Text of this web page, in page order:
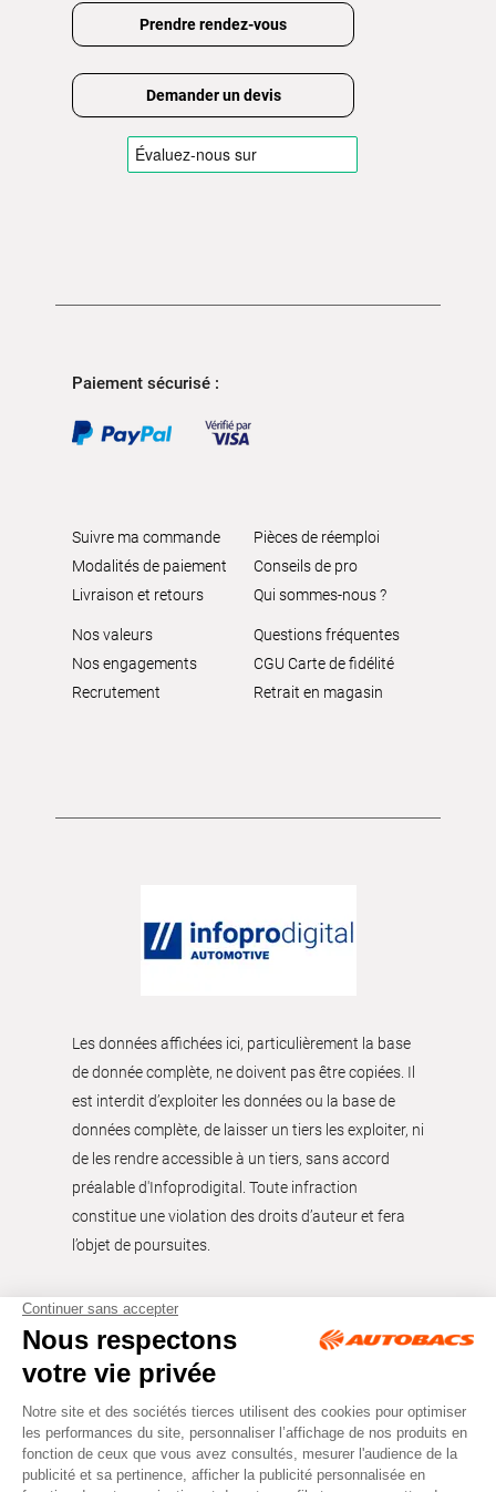
Prendre rendez-vous
Demander un devis
Paiement sécurisé :
Suivre ma commande
Modalités de paiement
Livraison et retours
Pièces de réemploi
Conseils de pro
Qui sommes-nous ?
Nos valeurs
Nos engagements
Recrutement
Questions fréquentes
CGU Carte de fidélité
Retrait en magasin
Les données affichées ici, particulièrement la base
de donnée complète, ne doivent pas être copiées. Il
est interdit d’exploiter les données ou la base de
données complète, de laisser un tiers les exploiter, ni
de les rendre accessible à un tiers, sans accord
préalable d'Infoprodigital. Toute infraction
constitue une violation des droits d’auteur et fera
l’objet de poursuites.
Tous droits réservés © Autobacs